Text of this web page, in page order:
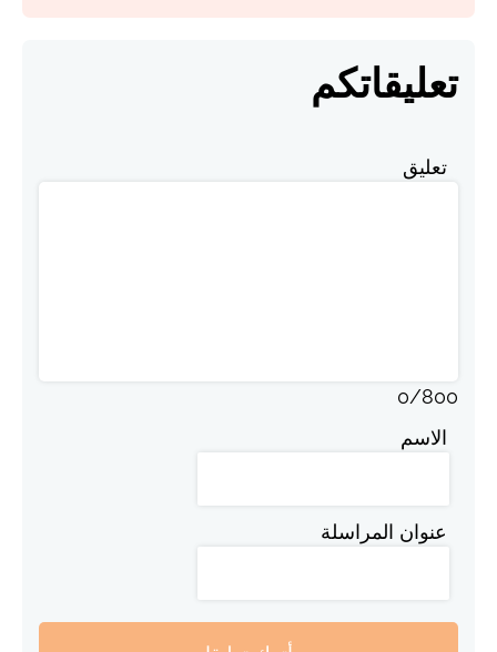
تعليقاتكم
تعليق
0/800
الاسم
عنوان المراسلة